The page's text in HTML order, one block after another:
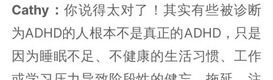
Cathy：你说得太对了！其实有些被诊断
为ADHD的人根本不是真正的ADHD，只是
因为睡眠不足、不健康的生活习惯、工作